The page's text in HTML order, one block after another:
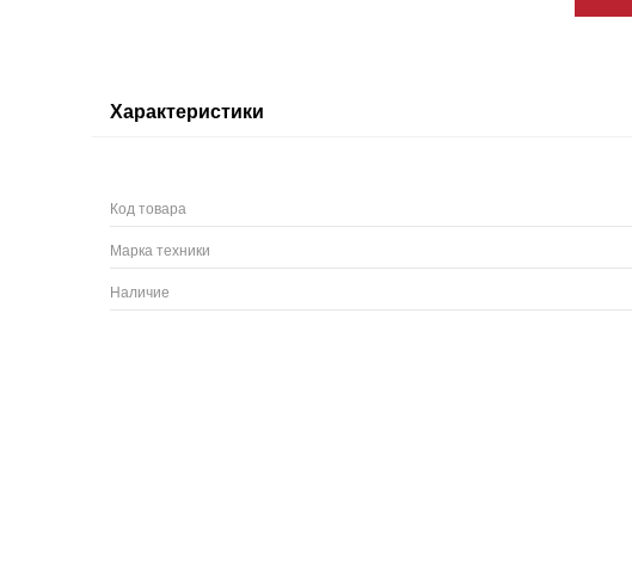
Характеристики
Код товара
Марка техники
Наличие